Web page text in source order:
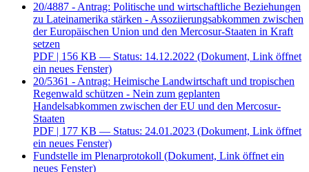
20/4887 - Antrag: Politische und wirtschaftliche Beziehungen
zu Lateinamerika stärken - Assoziierungsabkommen zwischen
der Europäischen Union und den Mercosur-Staaten in Kraft
setzen
PDF | 156 KB — Status: 14.12.2022 (Dokument, Link öffnet
ein neues Fenster)
20/5361 - Antrag: Heimische Landwirtschaft und tropischen
Regenwald schützen - Nein zum geplanten
Handelsabkommen zwischen der EU und den Mercosur-
Staaten
PDF | 177 KB — Status: 24.01.2023 (Dokument, Link öffnet
ein neues Fenster)
Fundstelle im Plenarprotokoll (Dokument, Link öffnet ein
neues Fenster)